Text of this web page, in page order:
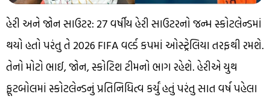
હેરી અને જોન સાઉટર: 27 વર્ષીય હેરી સાઉટરનો જન્મ સ્કોટલેન્ડમાં
થયો હતો પરંતુ તે 2026 FIFA વર્લ્ડ કપમાં ઓસ્ટ્રેલિયા તરફથી રમશે.
તેનો મોટો ભાઈ, જોન, સ્કોટિશ ટીમનો ભાગ રહેશે. હેરીએ યુથ
ફૂટબોલમાં સ્કોટલેન્ડનું પ્રતિનિધિત્વ કર્યું હતું પરંતુ સાત વર્ષ પહેલા